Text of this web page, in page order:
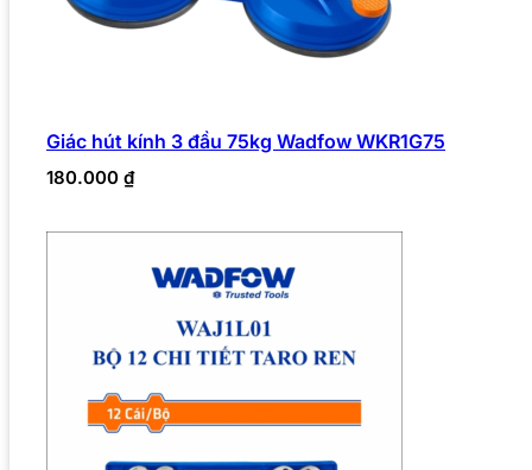
Giác hút kính 3 đầu 75kg Wadfow WKR1G75
180.000 ₫